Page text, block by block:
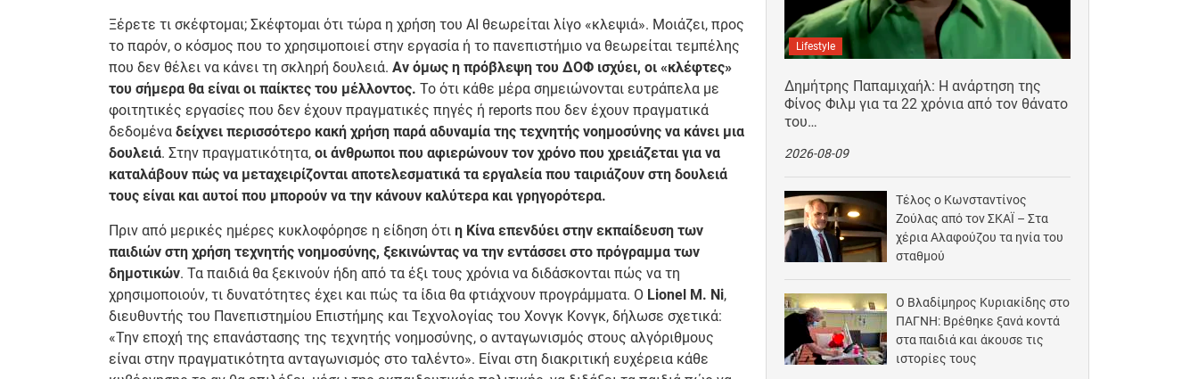
Ξέρετε τι σκέφτομαι; Σκέφτομαι ότι τώρα η χρήση του AI θεωρείται λίγο «κλεψιά». Μοιάζει, προς
το παρόν, ο κόσμος που το χρησιμοποιεί στην εργασία ή το πανεπιστήμιο να θεωρείται τεμπέλης
που δεν θέλει να κάνει τη σκληρή δουλειά. Αν όμως η πρόβλεψη του ΔΟΦ ισχύει, οι «κλέφτες»
του σήμερα θα είναι οι παίκτες του μέλλοντος. Το ότι κάθε μέρα σημειώνονται ευτράπελα με
φοιτητικές εργασίες που δεν έχουν πραγματικές πηγές ή reports που δεν έχουν πραγματικά
δεδομένα δείχνει περισσότερο κακή χρήση παρά αδυναμία της τεχνητής νοημοσύνης να κάνει μια
δουλειά. Στην πραγματικότητα, οι άνθρωποι που αφιερώνουν τον χρόνο που χρειάζεται για να
καταλάβουν πώς να μεταχειρίζονται αποτελεσματικά τα εργαλεία που ταιριάζουν στη δουλειά
τους είναι και αυτοί που μπορούν να την κάνουν καλύτερα και γρηγορότερα.
Πριν από μερικές ημέρες κυκλοφόρησε η είδηση ότι η Κίνα επενδύει στην εκπαίδευση των
παιδιών στη χρήση τεχνητής νοημοσύνης, ξεκινώντας να την εντάσσει στο πρόγραμμα των
δημοτικών. Τα παιδιά θα ξεκινούν ήδη από τα έξι τους χρόνια να διδάσκονται πώς να τη
χρησιμοποιούν, τι δυνατότητες έχει και πώς τα ίδια θα φτιάχνουν προγράμματα. Ο Lionel M. Ni,
διευθυντής του Πανεπιστημίου Επιστήμης και Τεχνολογίας του Χονγκ Κονγκ, δήλωσε σχετικά:
«Την εποχή της επανάστασης της τεχνητής νοημοσύνης, ο ανταγωνισμός στους αλγόριθμους
είναι στην πραγματικότητα ανταγωνισμός στο ταλέντο». Είναι στη διακριτική ευχέρεια κάθε
Lifestyle
Δημήτρης Παπαμιχαήλ: Η ανάρτηση της
Φίνος Φιλμ για τα 22 χρόνια από τον θάνατο
του…
2026-08-09
Τέλος ο Κωνσταντίνος
Ζούλας από τον ΣΚΑΪ – Στα
χέρια Αλαφούζου τα ηνία του
σταθμού
Ο Βλαδίμηρος Κυριακίδης στο
ΠΑΓΝΗ: Βρέθηκε ξανά κοντά
στα παιδιά και άκουσε τις
ιστορίες τους